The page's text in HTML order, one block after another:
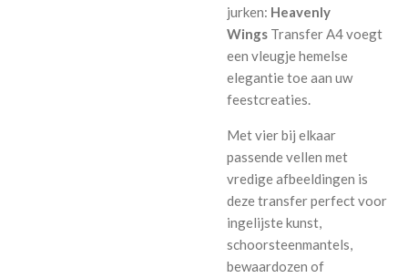
jurken: Heavenly
Wings Transfer A4 voegt
een vleugje hemelse
elegantie toe aan uw
feestcreaties.
Met vier bij elkaar
passende vellen met
vredige afbeeldingen is
deze transfer perfect voor
ingelijste kunst,
schoorsteenmantels,
bewaardozen of